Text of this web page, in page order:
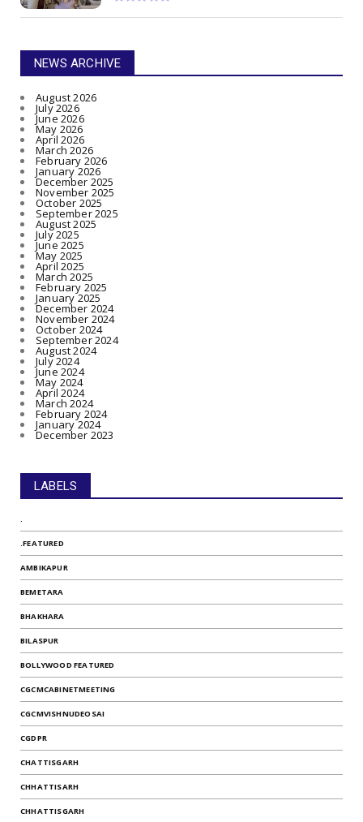
NEWS ARCHIVE
August 2026
July 2026
June 2026
May 2026
April 2026
March 2026
February 2026
January 2026
December 2025
November 2025
October 2025
September 2025
August 2025
July 2025
June 2025
May 2025
April 2025
March 2025
February 2025
January 2025
December 2024
November 2024
October 2024
September 2024
August 2024
July 2024
June 2024
May 2024
April 2024
March 2024
February 2024
January 2024
December 2023
LABELS
.
.FEATURED
AMBIKAPUR
BEMETARA
BHAKHARA
BILASPUR
BOLLYWOOD FEATURED
CGCMCABINETMEETING
CGCMVISHNUDEOSAI
CGDPR
CHATTISGARH
CHHATTISARH
CHHATTISGARH